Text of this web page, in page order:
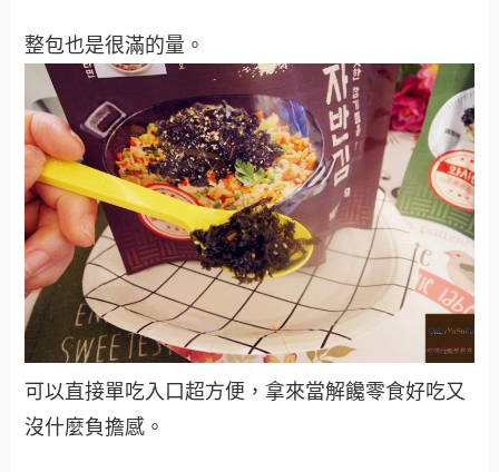
整包也是很滿的量。
可以直接單吃入口超方便，拿來當解饞零食好吃又
沒什麼負擔感。